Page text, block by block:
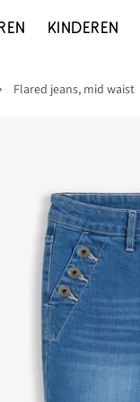
KINDEREN
Flared jeans, mid waist